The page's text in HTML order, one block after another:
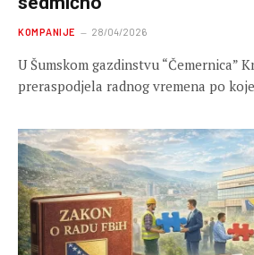
KOMPANIJE 28/04/2026
U Šumskom gazdinstvu “Čemernica”
preraspodjela radnog vremena po